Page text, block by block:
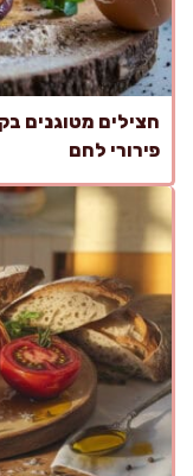
פירורי לחם